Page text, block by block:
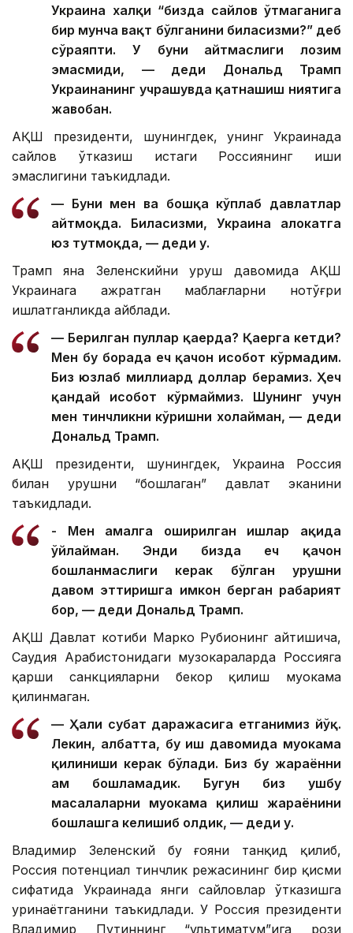
Украина халқи “бизда сайлов ўтмаганига
бир мунча вақт бўлганини биласизми?” деб
сўраяпти. У буни айтмаслиги лозим
эмасмиди, — деди Дональд Трамп
Украинанинг учрашувда қатнашиш ниятига
жавобан.
АҚШ президенти, шунингдек, унинг Украинада
сайлов ўтказиш истаги Россиянинг иши
эмаслигини таъкидлади.
— Буни мен ва бошқа кўплаб давлатлар
айтмоқда. Биласизми, Украина ҳалокатга
юз тутмоқда, — деди у.
Трамп яна Зеленскийни уруш давомида АҚШ
Украинага ажратган маблағларни нотўғри
ишлатганликда айблади.
— Берилган пуллар қаерда? Қаерга кетди?
Мен бу борада ҳеч қачон ҳисобот кўрмадим.
Биз юзлаб миллиард доллар берамиз. Ҳеч
қандай ҳисобот кўрмаймиз. Шунинг учун
мен тинчликни кўришни хоҳлайман, — деди
Дональд Трамп.
АҚШ президенти, шунингдек, Украина Россия
билан урушни “бошлаган” давлат эканини
таъкидлади.
- Мен амалга оширилган ишлар ҳақида
ўйлайман. Энди бизда ҳеч қачон
бошланмаслиги керак бўлган урушни
давом эттиришга имкон берган раҳбарият
бор, — деди Дональд Трамп.
АҚШ Давлат котиби Марко Рубионинг айтишича,
Саудия Арабистонидаги музокараларда Россияга
қарши санкцияларни бекор қилиш муҳокама
қилинмаган.
— Ҳали суҳбат даражасига етганимиз йўқ.
Лекин, албатта, бу иш давомида муҳокама
қилиниши керак бўлади. Биз бу жараённи
ҳам бошламадик. Бугун биз ушбу
масалаларни муҳокама қилиш жараёнини
бошлашга келишиб олдик, — деди у.
Владимир Зеленский бу ғояни танқид қилиб,
Россия потенциал тинчлик режасининг бир қисми
сифатида Украинада янги сайловлар ўтказишга
уринаётганини таъкидлади. У Россия президенти
Владимир Путиннинг “ультиматум”ига рози